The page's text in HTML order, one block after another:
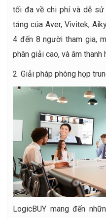
tối đa về chi phí và dễ sử
tảng của Aver, Vivitek,
4 đến 8 người tham gia,
phân giải cao, và âm thanh
2. Giải pháp phòng họp
LogicBUY mang đến